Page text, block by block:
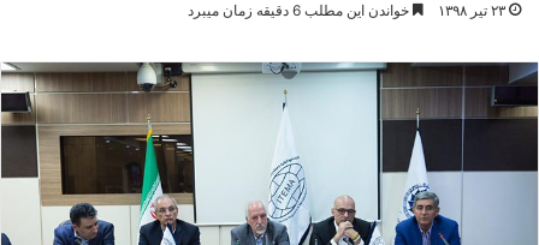
۲۳ تیر ۱۳۹۸ خواندن این مطلب 6 دقیقه زمان میبرد